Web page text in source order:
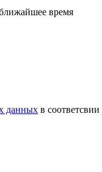
время
данных в соответсвии